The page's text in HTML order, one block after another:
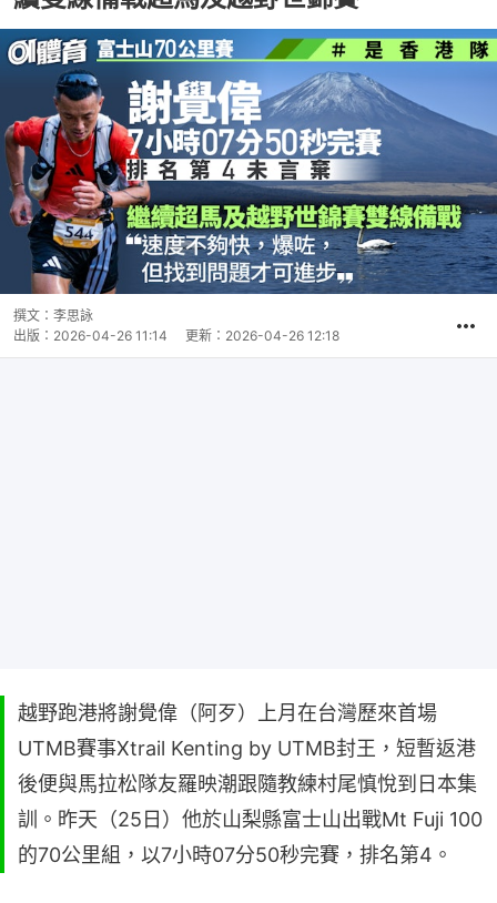
撰文： 李思詠
出版： 2026-04-26 11:14 更新： 2026-04-26 12:18
越野跑港將謝覺偉（阿歹）上月在台灣歷來首場
UTMB賽事Xtrail Kenting by UTMB封王，短暫返港
後便與馬拉松隊友羅映潮跟隨教練村尾慎悅到日本集
訓。昨天（25日）他於山梨縣富士山出戰Mt Fuji 100
的70公里組，以7小時07分50秒完賽，排名第4。